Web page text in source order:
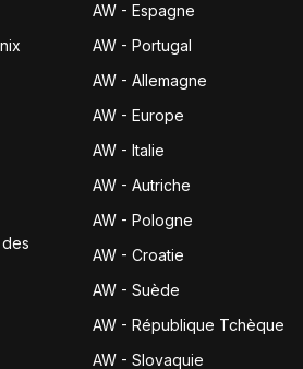
AW - Espagne
AW - Portugal
AW - Allemagne
AW - Europe
AW - Italie
AW - Autriche
AW - Pologne
AW - Croatie
AW - Suède
AW - République Tchèque
AW - Slovaquie